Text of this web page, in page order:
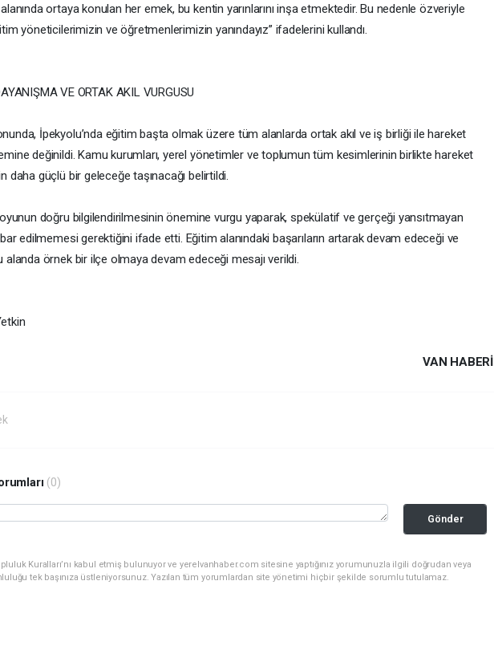
ortaya konulan her emek, bu kentin yarınlarını inşa etmektedir. Bu nedenle özveriyle
yöneticilerimizin ve öğretmenlerimizin yanındayız” ifadelerini kullandı.
VE ORTAK AKIL VURGUSU
İpekyolu’nda eğitim başta olmak üzere tüm alanlarda ortak akıl ve iş birliği ile hareket
değinildi. Kamu kurumları, yerel yönetimler ve toplumun tüm kesimlerinin birlikte hareket
daha güçlü bir geleceğe taşınacağı belirtildi.
doğru bilgilendirilmesinin önemine vurgu yaparak, spekülatif ve gerçeği yansıtmayan
edilmemesi gerektiğini ifade etti. Eğitim alanındaki başarıların artarak devam edeceği ve
alanda örnek bir ilçe olmaya devam edeceği mesajı verildi.
VAN HABERİ
(0)
Gönder
Kuralları’nı kabul etmiş bulunuyor ve yerelvanhaber.com sitesine yaptığınız yorumunuzla ilgili doğrudan veya
tek başınıza üstleniyorsunuz. Yazılan tüm yorumlardan site yönetimi hiçbir şekilde sorumlu tutulamaz.